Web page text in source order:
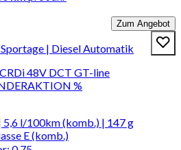
Zum Angebot
| Diesel Automatik
48V DCT GT-line
%
5,6 l/100km (komb.) | 147 g
E (komb.)